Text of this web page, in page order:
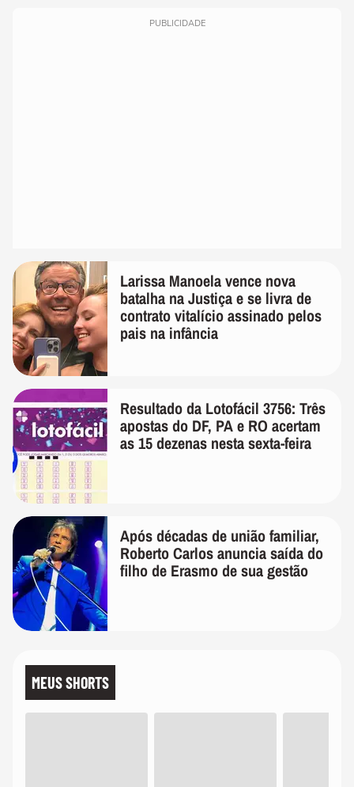
PUBLICIDADE
Larissa Manoela vence nova
batalha na Justiça e se livra de
contrato vitalício assinado pelos
pais na infância
Resultado da Lotofácil 3756: Três
apostas do DF, PA e RO acertam
as 15 dezenas nesta sexta-feira
Após décadas de união familiar,
Roberto Carlos anuncia saída do
filho de Erasmo de sua gestão
MEUS SHORTS